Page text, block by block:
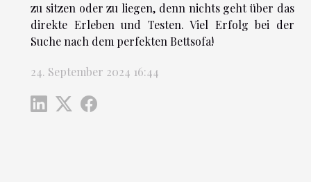
zu sitzen oder zu liegen, denn nichts geht über das
direkte Erleben und Testen. Viel Erfolg bei der
Suche nach dem perfekten Bettsofa!
24. September 2024 16:44